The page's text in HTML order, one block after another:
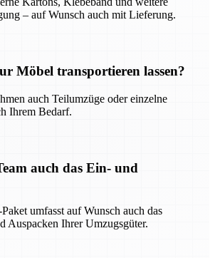
– auf Wunsch auch mit Lieferung.
Möbel transportieren lassen?
auch Teilumzüge oder einzelne
Ihrem Bedarf.
auch das Ein- und
umfasst auf Wunsch auch das
Auspacken Ihrer Umzugsgüter.